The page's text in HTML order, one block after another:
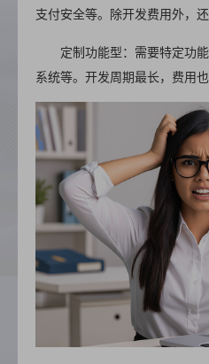
支付安全等。除开发费用外，
定制功能型：需要特定功
系统等。开发周期最长，费用也